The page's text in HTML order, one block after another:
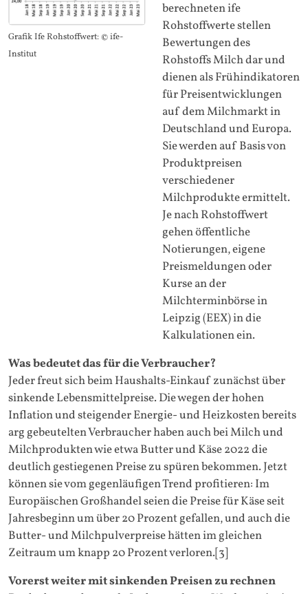
Grafik Ife Rohstoffwert: © ife-
Institut
berechneten ife
Rohstoffwerte stellen
Bewertungen des
Rohstoffs Milch dar und
dienen als Frühindikatoren
für Preisentwicklungen
auf dem Milchmarkt in
Deutschland und Europa.
Sie werden auf Basis von
Produktpreisen
verschiedener
Milchprodukte ermittelt.
Je nach Rohstoffwert
gehen öffentliche
Notierungen, eigene
Preismeldungen oder
Kurse an der
Milchterminbörse in
Leipzig (EEX) in die
Kalkulationen ein.
Was bedeutet das für die Verbraucher?
Jeder freut sich beim Haushalts-Einkauf zunächst über
sinkende Lebensmittelpreise. Die wegen der hohen
Inflation und steigender Energie- und Heizkosten bereits
arg gebeutelten Verbraucher haben auch bei Milch und
Milchprodukten wie etwa Butter und Käse 2022 die
deutlich gestiegenen Preise zu spüren bekommen. Jetzt
können sie vom gegenläufigen Trend profitieren: Im
Europäischen Großhandel seien die Preise für Käse seit
Jahresbeginn um über 20 Prozent gefallen, und auch die
Butter- und Milchpulverpreise hätten im gleichen
Zeitraum um knapp 20 Prozent verloren.[3]
Vorerst weiter mit sinkenden Preisen zu rechnen